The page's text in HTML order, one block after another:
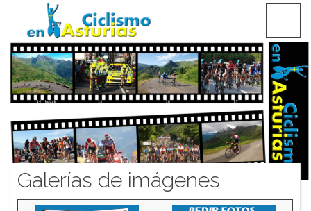
CICLISMO EN ASTURIAS
Galerías de imágenes